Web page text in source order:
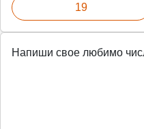
19
Напиши свое любимо